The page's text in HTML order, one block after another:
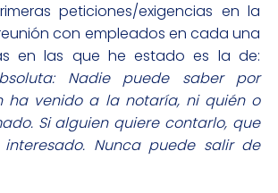
peticiones/exigencias en la
con empleados en cada una
en las que he estado es la de:
Nadie puede saber por
ha venido a la notaría, ni quién o
Si alguien quiere contarlo, que
Nunca puede salir de